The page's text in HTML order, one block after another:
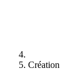
Création